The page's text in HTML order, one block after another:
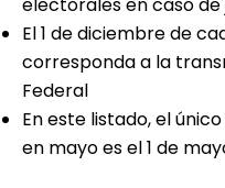
El 1 de diciembre de
corresponda a la
Federal
En este listado, el
en mayo es el 1 de